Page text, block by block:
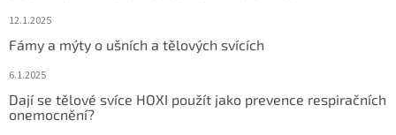
12.1.2025
Fámy a mýty o ušních a tělových svících
6.1.2025
Dají se tělové svíce HOXI použít jako prevence respiračních
onemocnění?